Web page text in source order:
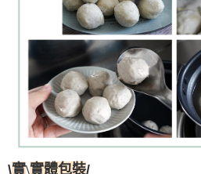
\實\實體包裝/